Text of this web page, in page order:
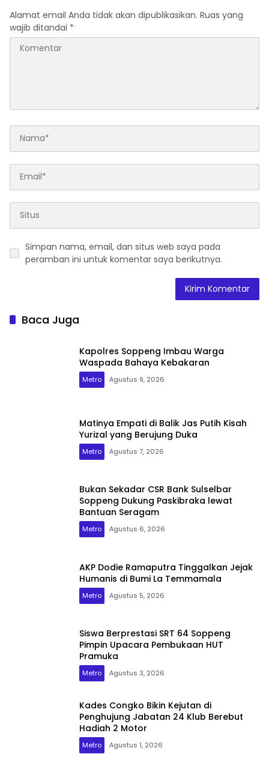
Alamat email Anda tidak akan dipublikasikan. Ruas yang
wajib ditandai *
Simpan nama, email, dan situs web saya pada
peramban ini untuk komentar saya berikutnya.
Baca Juga
Kapolres Soppeng Imbau Warga
Waspada Bahaya Kebakaran
Metro Agustus 9, 2026
Matinya Empati di Balik Jas Putih Kisah
Yurizal yang Berujung Duka
Metro Agustus 7, 2026
Bukan Sekadar CSR Bank Sulselbar
Soppeng Dukung Paskibraka lewat
Bantuan Seragam
Metro Agustus 6, 2026
AKP Dodie Ramaputra Tinggalkan Jejak
Humanis di Bumi La Temmamala
Metro Agustus 5, 2026
Siswa Berprestasi SRT 64 Soppeng
Pimpin Upacara Pembukaan HUT
Pramuka
Metro Agustus 3, 2026
Kades Congko Bikin Kejutan di
Penghujung Jabatan 24 Klub Berebut
Hadiah 2 Motor
Metro Agustus 1, 2026